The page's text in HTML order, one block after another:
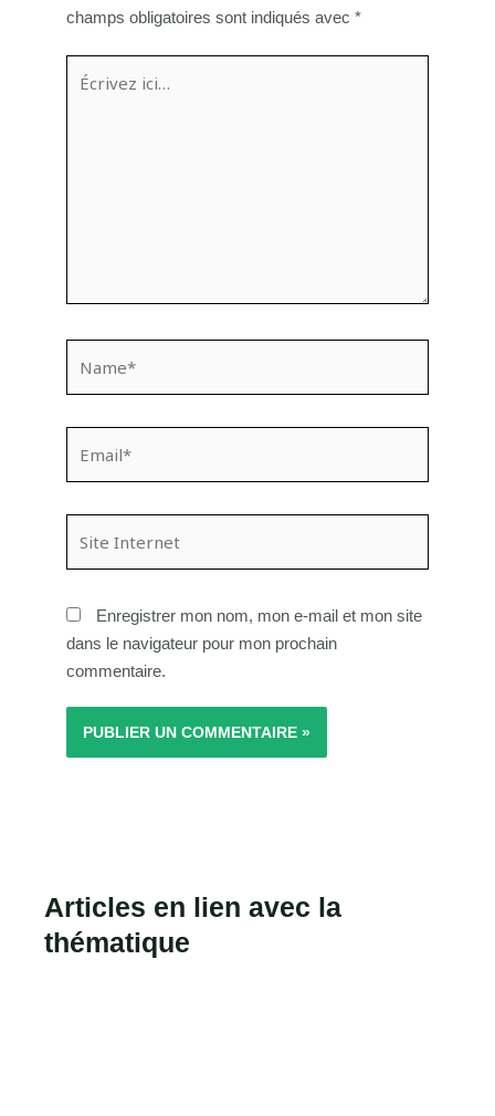
champs obligatoires sont indiqués avec *
ici…
Internet
Enregistrer mon nom, mon e-mail et mon site
dans le navigateur pour mon prochain
commentaire.
Articles en lien avec la
thématique